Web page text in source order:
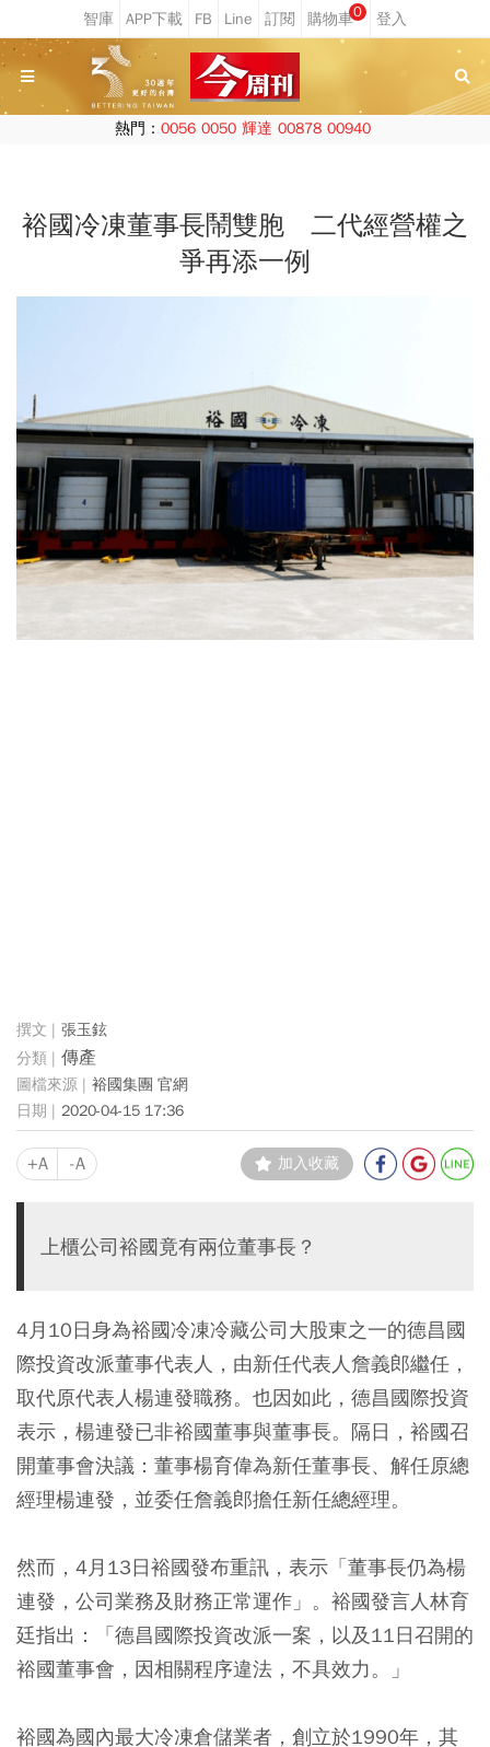
0
熱門： 0056 0050 輝達 00878 00940
裕國冷凍董事長鬧雙胞 二代經營權之
爭再添一例
張玉鉉
傳產
裕國集團 官網
2020-04-15 17:36
+A -A 加入收藏
上櫃公司裕國竟有兩位董事長？
4月10日身為裕國冷凍冷藏公司大股東之一的德昌國
際投資改派董事代表人，由新任代表人詹義郎繼任，
取代原代表人楊連發職務。也因如此，德昌國際投資
表示，楊連發已非裕國董事與董事長。隔日，裕國召
開董事會決議：董事楊育偉為新任董事長、解任原總
經理楊連發，並委任詹義郎擔任新任總經理。
然而，4月13日裕國發布重訊，表示「董事長仍為楊
連發，公司業務及財務正常運作」。裕國發言人林育
廷指出：「德昌國際投資改派一案，以及11日召開的
裕國董事會，因相關程序違法，不具效力。」
裕國為國內最大冷凍倉儲業者，創立於1990年，其